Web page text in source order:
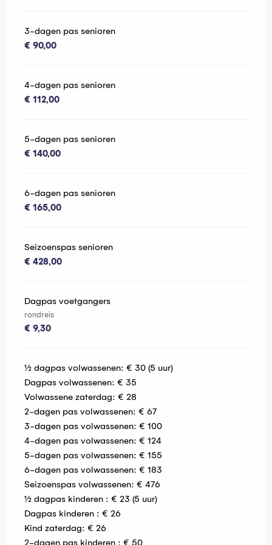
3-dagen pas senioren
€ 90,00
4-dagen pas senioren
€ 112,00
5-dagen pas senioren
€ 140,00
6-dagen pas senioren
€ 165,00
Seizoenspas senioren
€ 428,00
Dagpas voetgangers
rondreis
€ 9,30
½ dagpas volwassenen: € 30 (5 uur)
Dagpas volwassenen: € 35
Volwassene zaterdag: € 28
2-dagen pas volwassenen: € 67
3-dagen pas volwassenen: € 100
4-dagen pas volwassenen: € 124
5-dagen pas volwassenen: € 155
6-dagen pas volwassenen: € 183
Seizoenspas volwassenen: € 476
½ dagpas kinderen : € 23 (5 uur)
Dagpas kinderen : € 26
Kind zaterdag: € 26
2-dagen pas kinderen : € 50